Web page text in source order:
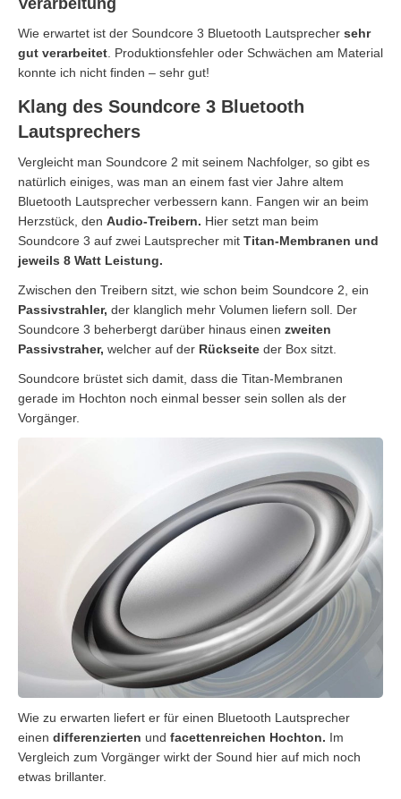
Wie erwartet ist der Soundcore 3 Bluetooth Lautsprecher sehr
gut verarbeitet . Produktionsfehler oder Schwächen am Material
konnte ich nicht finden – sehr gut!
Klang des Soundcore 3 Bluetooth
Lautsprechers
Vergleicht man Soundcore 2 mit seinem Nachfolger, so gibt es
natürlich einiges, was man an einem fast vier Jahre altem
Bluetooth Lautsprecher verbessern kann. Fangen wir an beim
Herzstück, den Audio-Treibern. Hier setzt man beim
Soundcore 3 auf zwei Lautsprecher mit Titan-Membranen und
jeweils 8 Watt Leistung.
Zwischen den Treibern sitzt, wie schon beim Soundcore 2, ein
Passivstrahler, der klanglich mehr Volumen liefern soll. Der
Soundcore 3 beherbergt darüber hinaus einen zweiten
Passivstraher, welcher auf der Rückseite der Box sitzt.
Soundcore brüstet sich damit, dass die Titan-Membranen
gerade im Hochton noch einmal besser sein sollen als der
Vorgänger.
Wie zu erwarten liefert er für einen Bluetooth Lautsprecher
einen differenzierten und facettenreichen Hochton. Im
Vergleich zum Vorgänger wirkt der Sound hier auf mich noch
etwas brillanter.